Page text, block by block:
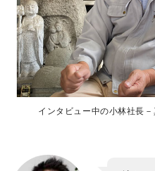
インタビュー中の小林社長